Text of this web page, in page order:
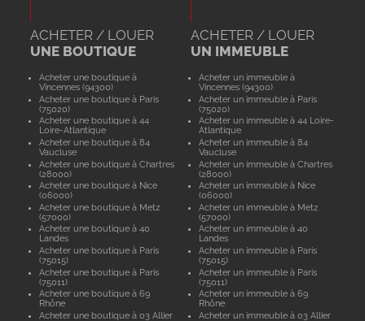
ACHETER / LOUER
UNE BOUTIQUE
Acheter une boutique à
Vincennes (94300)
Acheter une boutique à Paris
(75020)
Acheter une boutique à 44
Loire-Atlantique
Acheter une boutique à 84
Vaucluse
Acheter une boutique à Chartres
(28000)
Acheter une boutique à Nice
(06000)
Acheter une boutique à Metz
(57000)
Acheter une boutique à 40
Landes
Acheter une boutique à Paris
(75015)
Acheter une boutique à Paris
(75011)
Acheter une boutique à 69
Rhône
Acheter une boutique à 03 Allier
ACHETER / LOUER
UN IMMEUBLE
Acheter un immeuble à
Vincennes (94300)
Acheter un immeuble à Paris
(75020)
Acheter un immeuble à 44 Loire-
Atlantique
Acheter un immeuble à 84
Vaucluse
Acheter un immeuble à Chartres
(28000)
Acheter un immeuble à Nice
(06000)
Acheter un immeuble à Metz
(57000)
Acheter un immeuble à 40
Landes
Acheter un immeuble à Paris
(75015)
Acheter un immeuble à Paris
(75011)
Acheter un immeuble à 69
Rhône
Acheter un immeuble à 03 Allier